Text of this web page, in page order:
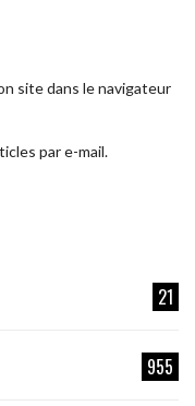
site dans le navigateur
par e-mail.
21
955